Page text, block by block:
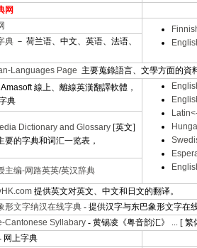
网
典 － 荷兰语、中文、英语、法语、
Languages Page 主要蒐錄語言、文學方面的資
Amasoft線上、離線英漢翻譯軟體，
典
Dictionary and Glossary [英文]
要的字典和词汇一览表，
主编-网路英英/英汉辞典
提供英文对英文、中文和日文的翻译。
形文字纳汉在线字典 - 提供汉字与东巴象形文字在
Cantonese Syllabary - 黄锡凌《粤音韵汇》 ... [ 繁
网上字典